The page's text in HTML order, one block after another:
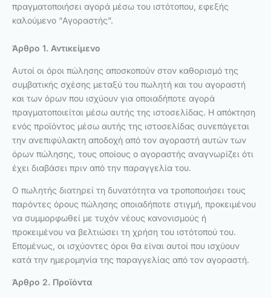
πραγματοποιήσει αγορά μέσω του ιστότοπου, εφεξής
καλούμενο “Αγοραστής”.
Άρθρο 1. Αντικείμενο
Αυτοί οι όροι πώλησης αποσκοπούν στον καθορισμό της
συμβατικής σχέσης μεταξύ του πωλητή και του αγοραστή
και των όρων που ισχύουν για οποιαδήποτε αγορά
πραγματοποιείται μέσω αυτής της ιστοσελίδας. Η απόκτηση
ενός προϊόντος μέσω αυτής της ιστοσελίδας συνεπάγεται
την ανεπιφύλακτη αποδοχή από τον αγοραστή αυτών των
όρων πώλησης, τους οποίους ο αγοραστής αναγνωρίζει ότι
έχει διαβάσει πριν από την παραγγελία του.
Ο πωλητής διατηρεί τη δυνατότητα να τροποποιήσει τους
παρόντες όρους πώλησης οποιαδήποτε στιγμή, προκειμένου
να συμμορφωθεί με τυχόν νέους κανονισμούς ή
προκειμένου να βελτιώσει τη χρήση του ιστότοπού του.
Επομένως, οι ισχύοντες όροι θα είναι αυτοί που ισχύουν
κατά την ημερομηνία της παραγγελίας από τον αγοραστή.
Άρθρο 2. Προϊόντα